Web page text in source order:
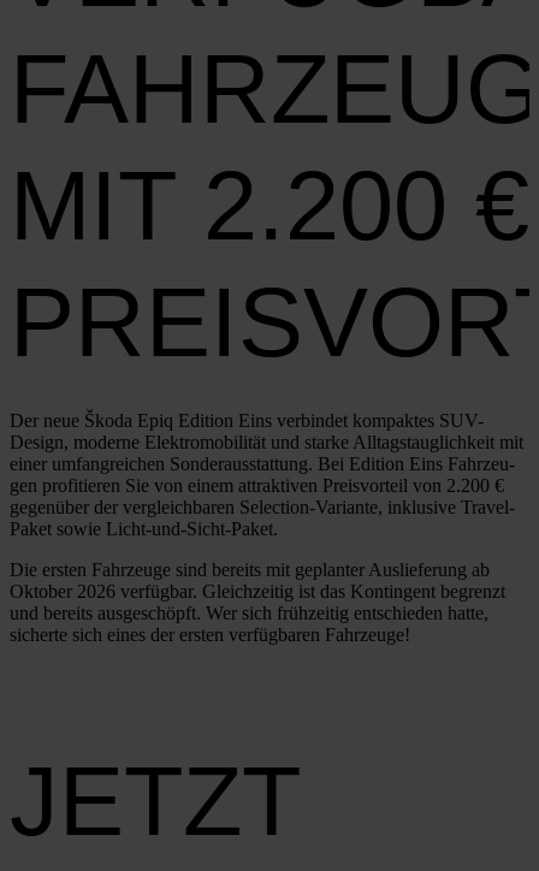
MIT 2.200 €
Der neue Ško­da Epiq Edi­ti­on Eins ver­bin­det kom­pak­tes SUV-
Design, moder­ne Elek­tro­mo­bi­li­tät und star­ke All­tags­taug­lich­keit mit
einer umfang­rei­chen Son­der­aus­stat­tung. Bei Edi­ti­on Eins Fahr­zeu­
gen pro­fi­tie­ren Sie von einem attrak­ti­ven Preis­vor­teil von 2.200 €
gegen­über der ver­gleich­ba­ren Sel­ec­­ti­on-Vari­an­­te, inklu­si­ve Tra­­vel-
Paket sowie Licht-und-Sicht-Paket.
Die ers­ten Fahr­zeu­ge sind bereits mit geplan­ter Aus­lie­fe­rung ab
Okto­ber 2026 ver­füg­bar. Gleich­zei­tig ist das Kon­tin­gent begrenzt
und bereits aus­ge­schöpft. Wer sich früh­zei­tig ent­schie­den hat­te,
sicher­te sich eines der ers­ten ver­füg­ba­ren Fahr­zeu­ge!
JETZT